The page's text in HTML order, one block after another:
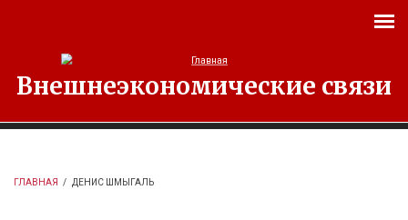
Внешнеэкономические связи
ГЛАВНАЯ / ДЕНИС ШМЫГАЛЬ